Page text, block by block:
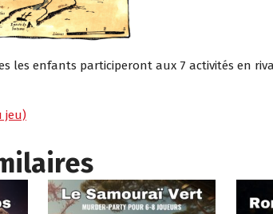
les enfants participeront aux 7 activités en
jeu)